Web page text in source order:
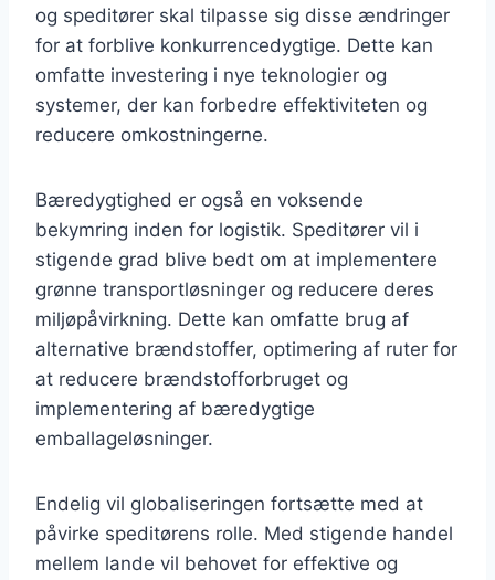
og speditører skal tilpasse sig disse ændringer
for at forblive konkurrencedygtige. Dette kan
omfatte investering i nye teknologier og
systemer, der kan forbedre effektiviteten og
reducere omkostningerne.
Bæredygtighed er også en voksende
bekymring inden for logistik. Speditører vil i
stigende grad blive bedt om at implementere
grønne transportløsninger og reducere deres
miljøpåvirkning. Dette kan omfatte brug af
alternative brændstoffer, optimering af ruter for
at reducere brændstofforbruget og
implementering af bæredygtige
emballageløsninger.
Endelig vil globaliseringen fortsætte med at
påvirke speditørens rolle. Med stigende handel
mellem lande vil behovet for effektive og